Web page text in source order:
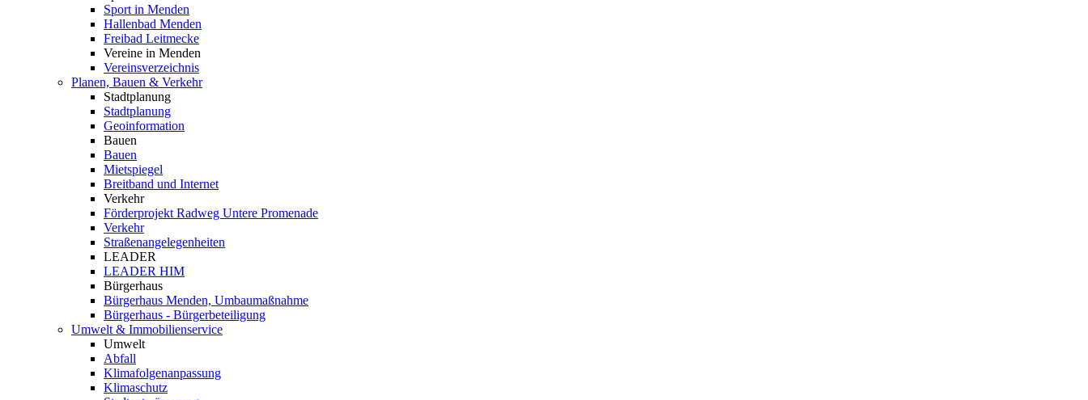
Sport in Menden
Hallenbad Menden
Freibad Leitmecke
Vereine in Menden
Vereinsverzeichnis
Planen, Bauen & Verkehr
Stadtplanung
Stadtplanung
Geoinformation
Bauen
Bauen
Mietspiegel
Breitband und Internet
Verkehr
Förderprojekt Radweg Untere Promenade
Verkehr
Straßenangelegenheiten
LEADER
LEADER HIM
Bürgerhaus
Bürgerhaus Menden, Umbaumaßnahme
Bürgerhaus - Bürgerbeteiligung
Umwelt & Immobilienservice
Umwelt
Abfall
Klimafolgenanpassung
Klimaschutz